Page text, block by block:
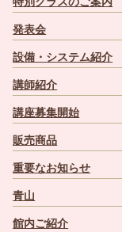
発表会
設備・システム紹介
講師紹介
講座募集開始
販売商品
重要なお知らせ
青山
館内ご紹介